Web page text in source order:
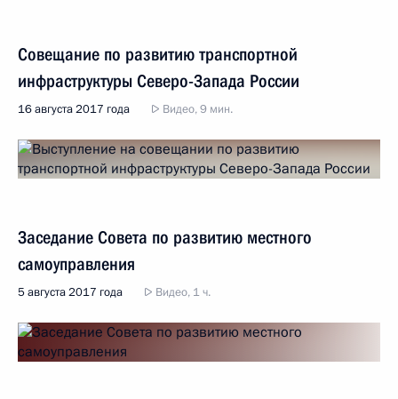
Совещание по развитию транспортной
инфраструктуры Северо-Запада России
16 августа 2017 года Видео, 9 мин.
Заседание Совета по развитию местного
самоуправления
5 августа 2017 года Видео, 1 ч.